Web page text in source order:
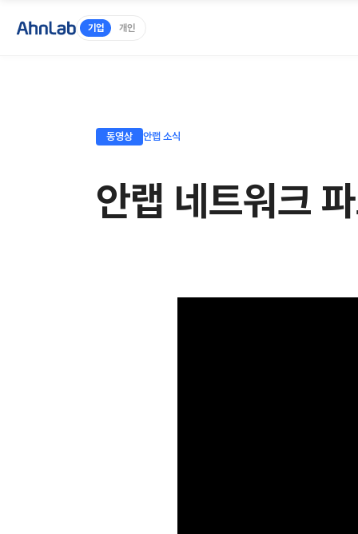
기업 개인
동영상 안랩 소식
안랩 네트워크